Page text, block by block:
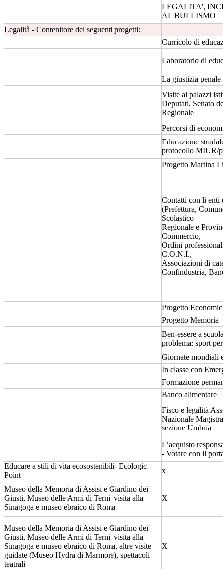
LEGALITA',
AL BULLISMO
Legalità - Contenitore dei seguenti progetti:
Curricolo di
Laboratorio di
La giustizia penale
Visite ai palazzi
Deputati, Senato
Regionale
Percorsi di
Educazione
protocollo MIUR/
Progetto Martina
Contatti con li enti
(Prefettura,
Scolastico
Regionale e
Commercio,
Ordini
C.O.N.I.,
Associazioni di
Confindustria,
Progetto
Progetto Memoria
Ben-essere a
problema: sport
Giornate mondiali
In classe con
Formazione
Banco alimentare
Fisco e legalità
Nazionale
sezione Umbria
L’acquisto
- Votare con il
Educare a stili di vita ecosostenibili- Ecologic
Point
x
Museo della Memoria di Assisi e Giardino dei
Giusti, Museo delle Armi di Terni, visita alla
Sinagoga e museo ebraico di Roma
X
Museo della Memoria di Assisi e Giardino dei
Giusti, Museo delle Armi di Terni, visita alla
Sinagoga e museo ebraico di Roma, altre visite
guidate (Museo Hydra di Marmore), spettacoli
teatrali
X